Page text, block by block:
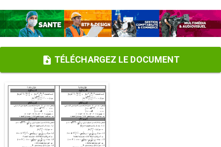
TÉLÉCHARGEZ LE DOCUMENT